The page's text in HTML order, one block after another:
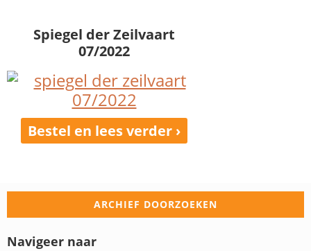
Spiegel der Zeilvaart
07/2022
Bestel en lees verder ›
ARCHIEF DOORZOEKEN
Navigeer naar